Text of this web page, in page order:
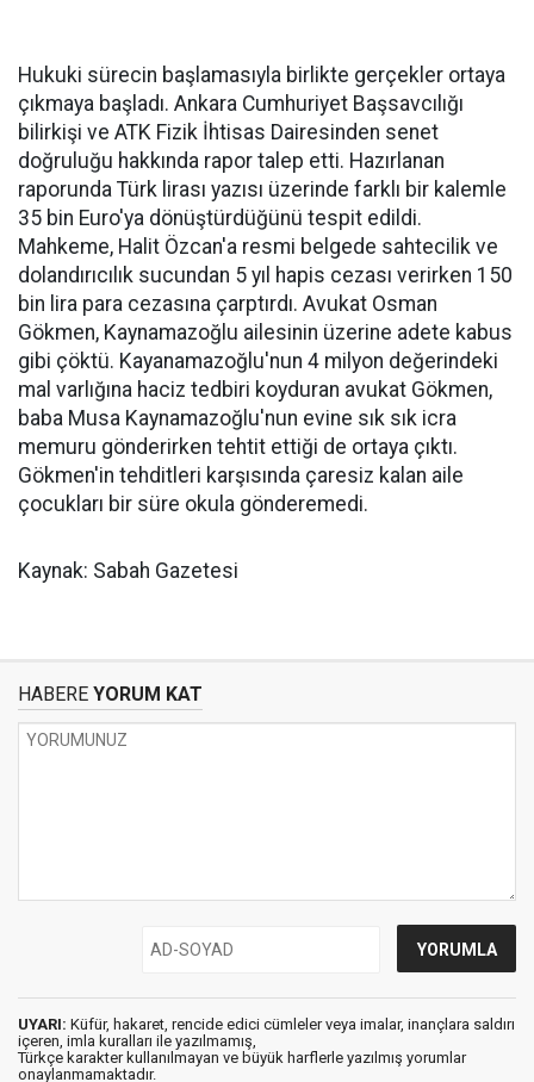
Hukuki sürecin başlamasıyla birlikte gerçekler ortaya
çıkmaya başladı. Ankara Cumhuriyet Başsavcılığı
bilirkişi ve ATK Fizik İhtisas Dairesinden senet
doğruluğu hakkında rapor talep etti. Hazırlanan
raporunda Türk lirası yazısı üzerinde farklı bir kalemle
35 bin Euro'ya dönüştürdüğünü tespit edildi.
Mahkeme, Halit Özcan'a resmi belgede sahtecilik ve
dolandırıcılık sucundan 5 yıl hapis cezası verirken 150
bin lira para cezasına çarptırdı. Avukat Osman
Gökmen, Kaynamazoğlu ailesinin üzerine adete kabus
gibi çöktü. Kayanamazoğlu'nun 4 milyon değerindeki
mal varlığına haciz tedbiri koyduran avukat Gökmen,
baba Musa Kaynamazoğlu'nun evine sık sık icra
memuru gönderirken tehtit ettiği de ortaya çıktı.
Gökmen'in tehditleri karşısında çaresiz kalan aile
çocukları bir süre okula gönderemedi.
Kaynak: Sabah Gazetesi
HABERE YORUM KAT
UYARI: Küfür, hakaret, rencide edici cümleler veya imalar, inançlara saldırı
içeren, imla kuralları ile yazılmamış,
Türkçe karakter kullanılmayan ve büyük harflerle yazılmış yorumlar
onaylanmamaktadır.